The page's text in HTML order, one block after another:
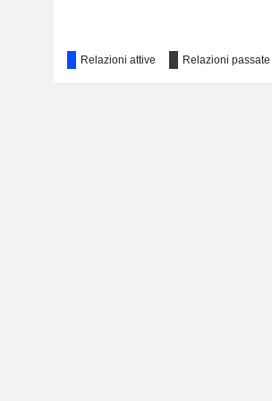
Relazioni attive Relazioni passate